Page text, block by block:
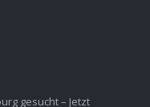
gesucht – Jetzt